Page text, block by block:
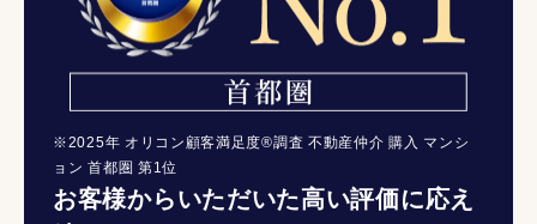
お客様からいただいた高い評価に応え
※2025年 オリコン顧客満足度®調査 不動産仲介 購入 マンシ
ョン 首都圏 第1位